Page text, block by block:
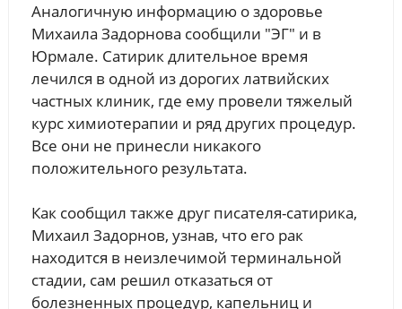
Аналогичную информацию о здоровье
Михаила Задорнова сообщили "ЭГ" и в
Юрмале. Сатирик длительное время
лечился в одной из дорогих латвийских
частных клиник, где ему провели тяжелый
курс химиотерапии и ряд других процедур.
Все они не принесли никакого
положительного результата.
Как сообщил также друг писателя-сатирика,
Михаил Задорнов, узнав, что его рак
находится в неизлечимой терминальной
стадии, сам решил отказаться от
болезненных процедур, капельниц и